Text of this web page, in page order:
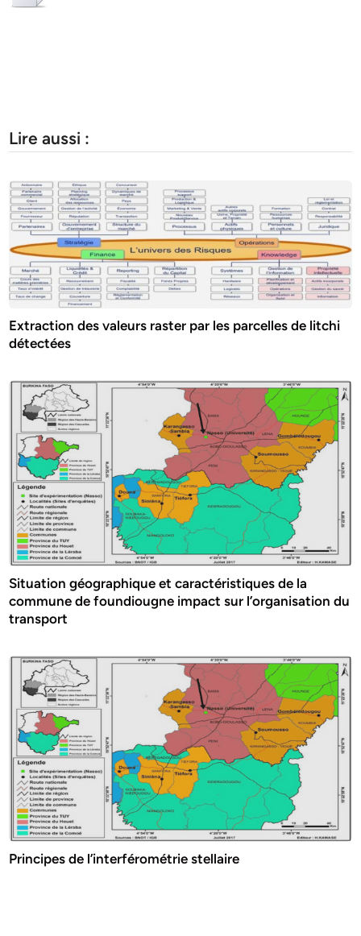
Lire aussi :
Extraction des valeurs raster par les parcelles de litchi
détectées
Situation géographique et caractéristiques de la
commune de foundiougne impact sur l’organisation du
transport
Principes de l’interférométrie stellaire